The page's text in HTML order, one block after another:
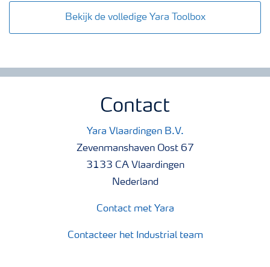
Bekijk de volledige Yara Toolbox
Contact
Yara Vlaardingen B.V.
Zevenmanshaven Oost 67
3133 CA Vlaardingen
Nederland
Contact met Yara
Contacteer het Industrial team